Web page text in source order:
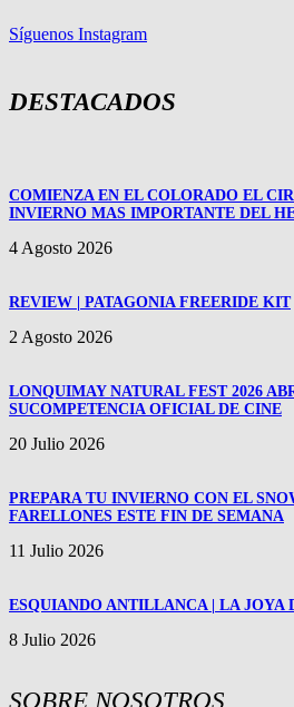
Síguenos Instagram
DESTACADOS
COMIENZA EN EL COLORADO EL
INVIERNO MAS IMPORTANTE DEL
4 Agosto 2026
REVIEW | PATAGONIA FREERIDE KIT
2 Agosto 2026
LONQUIMAY NATURAL FEST 2026
SUCOMPETENCIA OFICIAL DE CINE
20 Julio 2026
PREPARA TU INVIERNO CON EL
FARELLONES ESTE FIN DE SEMANA
11 Julio 2026
ESQUIANDO ANTILLANCA | LA JOYA
8 Julio 2026
SOBRE NOSOTROS